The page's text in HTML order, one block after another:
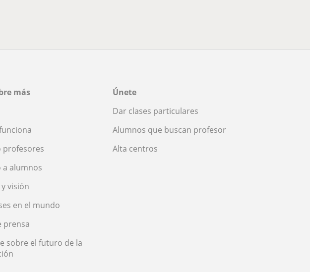
más
profesores
a alumnos
visión
en el mundo
prensa
sobre el futuro de la
Únete
Dar clases particulares
Alumnos que buscan profesor
Alta centros